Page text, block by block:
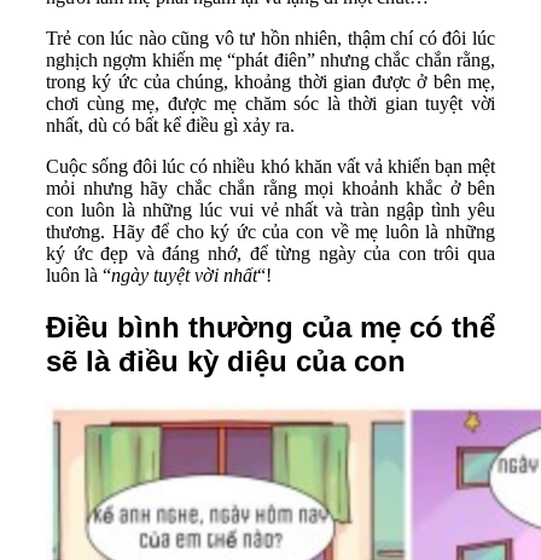
Trẻ con lúc nào cũng vô tư hồn nhiên, thậm chí có đôi lúc
nghịch ngợm khiến mẹ “phát điên” nhưng chắc chắn rằng,
trong ký ức của chúng, khoảng thời gian được ở bên mẹ,
chơi cùng mẹ, được mẹ chăm sóc là thời gian tuyệt vời
nhất, dù có bất kể điều gì xảy ra.
Cuộc sống đôi lúc có nhiều khó khăn vất vả khiến bạn mệt
mỏi nhưng hãy chắc chắn rằng mọi khoảnh khắc ở bên
con luôn là những lúc vui vẻ nhất và tràn ngập tình yêu
thương. Hãy để cho ký ức của con về mẹ luôn là những
ký ức đẹp và đáng nhớ, để từng ngày của con trôi qua
luôn là “ngày tuyệt vời nhất“!
Điều bình thường của mẹ có thể
sẽ là điều kỳ diệu của con